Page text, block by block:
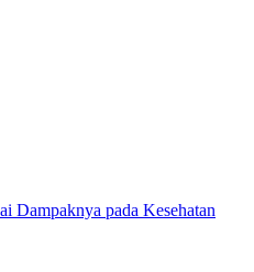
Dampaknya pada Kesehatan